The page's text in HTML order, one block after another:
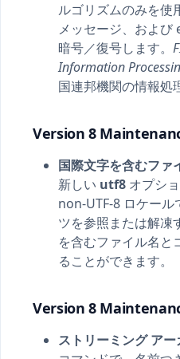
ルゴリズムのみを使
メッセージ、および
暗号／復号します。
Information
国連邦機関の情報処
Version 8
国際文字を含むファ
新しい utf8 オプシ
non-UTF-8 ロケー
ツを参照または解凍
を含むファイル名と
ることができます。
Version 8
ストリーミング ア